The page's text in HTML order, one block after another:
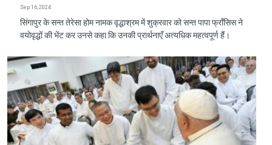
Sep 16, 2024
सिंगापुर के सन्त तेरेसा होम नामक वृद्धाश्रम में शुक्रवार को सन्त पापा फ्राँसिस ने
वयोवृद्धों की भेंट कर उनसे कहा कि उनकी प्रार्थनाएँ अत्यधिक महत्वपूर्ण हैं।